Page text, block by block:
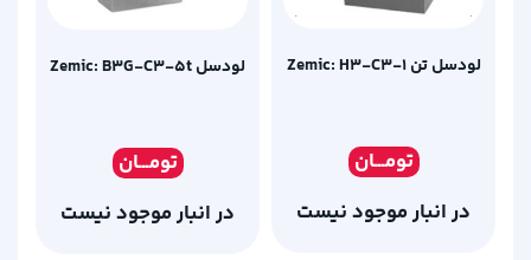
لودسل تن Zemic: H3-C3-1
تومـــان
در انبار موجود نیست
لودسل Zemic: B3G-C3-5t
تومـــان
در انبار موجود نیست